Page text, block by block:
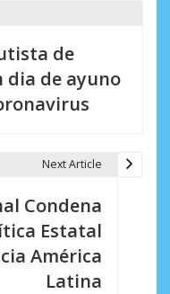
de
dia de ayuno
Next Article
Condena
Estatal
América
Latina